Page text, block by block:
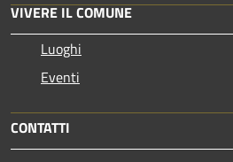
VIVERE IL COMUNE
Luoghi
Eventi
CONTATTI